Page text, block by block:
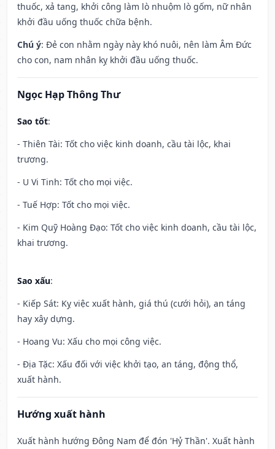
thuốc, xả tang, khởi công làm lò nhuộm lò gốm, nữ nhân
khởi đầu uống thuốc chữa bệnh.
Chú ý: Đẻ con nhằm ngày này khó nuôi, nên làm Âm Đức
cho con, nam nhân kỵ khởi đầu uống thuốc.
Ngọc Hạp Thông Thư
Sao tốt:
- Thiên Tài: Tốt cho việc kinh doanh, cầu tài lộc, khai
trương.
- U Vi Tinh: Tốt cho mọi việc.
- Tuế Hợp: Tốt cho mọi việc.
- Kim Quỹ Hoàng Đạo: Tốt cho việc kinh doanh, cầu tài lộc,
khai trương.
Sao xấu:
- Kiếp Sát: Kỵ việc xuất hành, giá thú (cưới hỏi), an táng
hay xây dựng.
- Hoang Vu: Xấu cho mọi công việc.
- Địa Tặc: Xấu đối với việc khởi tạo, an táng, động thổ,
xuất hành.
Hướng xuất hành
Xuất hành hướng Đông Nam để đón 'Hỷ Thần'. Xuất hành